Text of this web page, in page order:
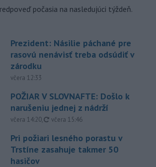
počasia na nasledujúci týždeň.
Prezident: Násilie páchané pre
rasovú nenávisť treba odsúdiť v
zárodku
včera 12:33
POŽIAR V SLOVNAFTE: Došlo k
narušeniu jednej z nádrží
včera 14:20, aktualizované
včera 15:46
Pri požiari lesného porastu v
Trstíne zasahuje takmer 50
hasičov